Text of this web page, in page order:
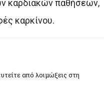
καρδιακών παθήσεων,
καρκίνου.
από λοιμώξεις στη